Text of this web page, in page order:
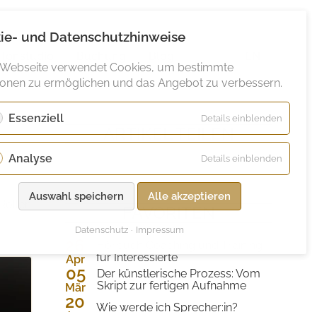
ARTIKEL TEILEN
Facebook
TwitterLinkedIn
Mail
WhatsApp
FAVORITEN
Apr
2024
für Interessierte
05
Mär
2024
Der künstlerische Prozess: Vom
Skript zur fertigen Aufnahme
20 Wie werde ich Sprecher:in?
und Datenschutzhinweise
verwendet Cookies, um bestimmte
zu ermöglichen und das Angebot zu verbessern.
Essenziell Details einblenden
Analyse Details einblenden
Analyse
Auswahl speichern Alle akzeptieren
Datenschutz Impressum